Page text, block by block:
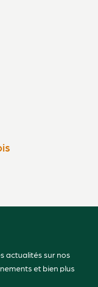
actualités sur nos
et bien plus